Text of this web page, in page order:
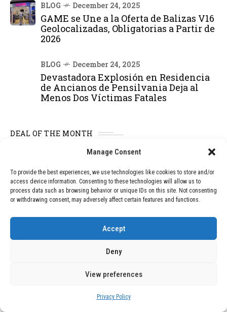
Manage Consent
To provide the best experiences, we use technologies like cookies to store and/or
access device information. Consenting to these technologies will allow us to
process data such as browsing behavior or unique IDs on this site. Not consenting
or withdrawing consent, may adversely affect certain features and functions.
Accept
Deny
View preferences
Privacy Policy
BLOG December 24, 2025
GAME se Une a la Oferta de Balizas V16
Geolocalizadas, Obligatorias a Partir de
2026
BLOG December 24, 2025
Devastadora Explosión en Residencia
de Ancianos de Pensilvania Deja al
Menos Dos Víctimas Fatales
DEAL OF THE MONTH
December 24, 2025
Vídeo impactante: BYD revela en
grabación cómo añadir 400 km de rango
en apenas 5 minutos de carga
February 9, 2026
Motor de 800 W, rango de 45 km y
ruedas todo terreno: este scooter cuesta
solo 300 euros y representa una
adquisición impresionante